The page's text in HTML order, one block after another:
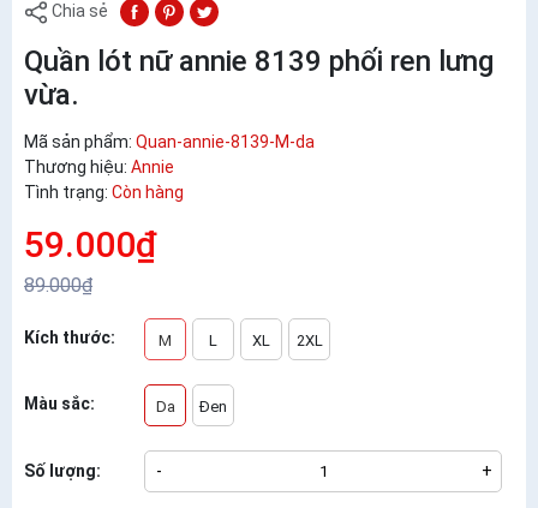
Chia sẻ
Quần lót nữ annie 8139 phối ren lưng
vừa.
Mã sản phẩm: Quan-annie-8139-M-da
Thương hiệu: Annie
Tình trạng: Còn hàng
59.000₫
89.000₫
Kích thước: M L XL 2XL
Màu sắc: Da Đen
Số lượng: - +